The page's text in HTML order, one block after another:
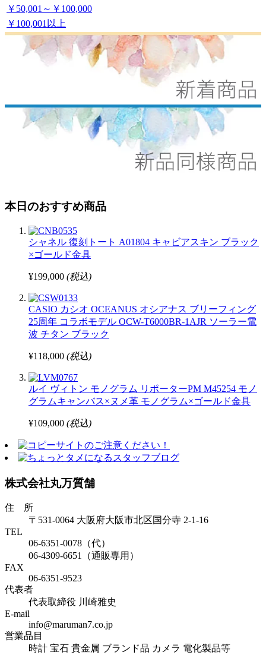
￥50,001～￥100,000
￥100,001以上
本日のおすすめ商品
シャネル 復刻トート A01804 キャビアスキン ブラック
×ゴールド金具
¥199,000 (税込)
CASIO カシオ OCEANUS オシアナス ブリーフィング
25周年 コラボモデル OCW-T6000BR-1AJR ソーラー電
波 チタン ブラック
¥118,000 (税込)
ルイ ヴィトン モノグラム リポーターPM M45254 モノ
グラムキャンバス×ヌメ革 モノグラム×ゴールド金具
¥109,000 (税込)
株式会社丸万質舗
住 所
〒531-0064 大阪府大阪市北区国分寺 2-1-16
TEL
06-6351-0078（代）
06-4309-6651（通販専用）
FAX
06-6351-9523
代表者
代表取締役 川崎雅史
E-mail
info@maruman7.co.jp
営業品目
時計 宝石 貴金属 ブランド品 カメラ 電化製品等